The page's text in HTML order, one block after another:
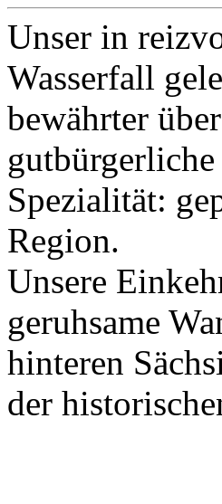
Unser in
Wasserfall
bewährter
Spezialität:
Region.
Unsere
geruhsame
hinteren
der